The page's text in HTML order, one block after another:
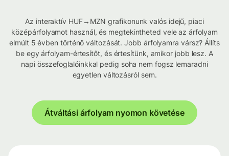
Az interaktív HUF→MZN grafikonunk valós idejű, piaci
középárfolyamot használ, és megtekintheted vele az árfolyam
elmúlt 5 évben történő változását. Jobb árfolyamra vársz? Állíts
be egy árfolyam-értesítőt, és értesítünk, amikor jobb lesz. A
napi összefoglalóinkkal pedig soha nem fogsz lemaradni
egyetlen változásról sem.
Átváltási árfolyam nyomon követése